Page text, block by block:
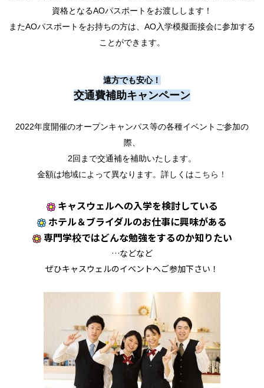
資格となるAOパスポートをお渡しします！
またAOパスポートをお持ちの方は、AO入学模擬面接会に参加する
ことができます。
遠方でも安心！
交通費補助キャンペーン
2022年度開催のオープンキャンパス等の各種イベントご参加の
際、
2回まで交通補を補助いたします。
金額は地域によって異なります。詳しくはこちら！
キャスウェルへの入学を検討している
ホテル＆ブライダルのお仕事に興味がある
専門学校ではどんな勉強をするのか知りたい
…などなど
ぜひキャスウェルのイベントへご参加下さい！